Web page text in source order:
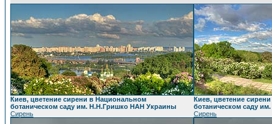
Киев, цветение сирени в Национальном
ботаническом саду им. Н.Н.Гришко НАН Украины
Сирень
Киев, цветение
ботаническом саду
Сирень